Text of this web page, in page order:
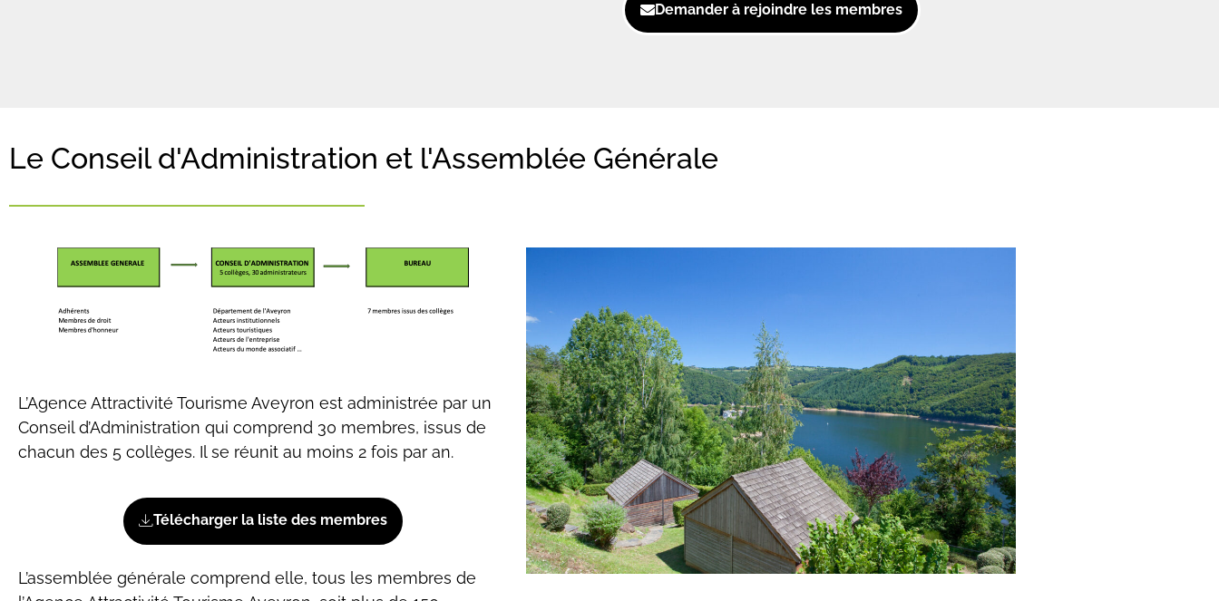
Demander à rejoindre les membres
Le Conseil d'Administration et l'Assemblée Générale
L’Agence Attractivité Tourisme Aveyron est administrée par un
Conseil d’Administration qui comprend 30 membres, issus de
chacun des 5 collèges. Il se réunit au moins 2 fois par an.
Télécharger la liste des membres
L’assemblée générale comprend elle, tous les membres de